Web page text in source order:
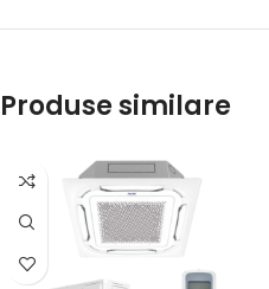
Produse similare